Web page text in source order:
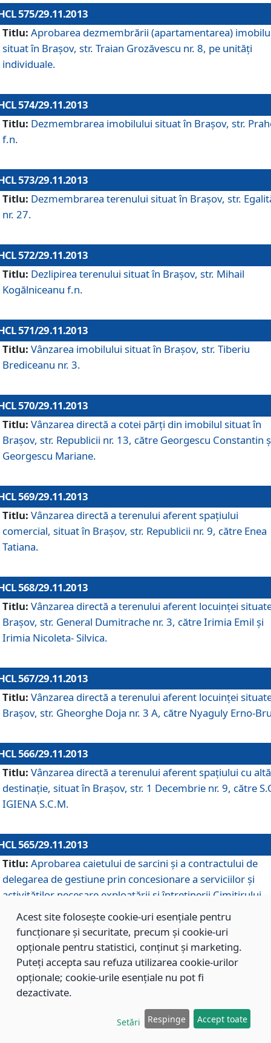
575/29.11.2013
Titlu: Aprobarea dezmembrării (apartamentarea)
situat în Braşov, str. Traian Grozăvescu nr. 8, pe unităţi
individuale.
574/29.11.2013
Titlu: Dezmembrarea imobilului situat în Braşov, str.
f.n.
573/29.11.2013
Titlu: Dezmembrarea terenului situat în Braşov, str.
nr. 27.
572/29.11.2013
Titlu: Dezlipirea terenului situat în Braşov, str. Mihail
Kogălniceanu f.n.
571/29.11.2013
Titlu: Vânzarea imobilului situat în Braşov, str. Tiberiu
Brediceanu nr. 3.
570/29.11.2013
Titlu: Vânzarea directă a cotei părţi din imobilul situat în
Braşov, str. Republicii nr. 13, către Georgescu Constantin
Georgescu Mariane.
569/29.11.2013
Titlu: Vânzarea directă a terenului aferent spaţiului
comercial, situat în Braşov, str. Republicii nr. 9, către Enea
Tatiana.
568/29.11.2013
Titlu: Vânzarea directă a terenului aferent locuinţei
Braşov, str. General Dumitrache nr. 3, către Irimia Emil şi
Irimia Nicoleta- Silvica.
567/29.11.2013
Titlu: Vânzarea directă a terenului aferent locuinţei
Braşov, str. Gheorghe Doja nr. 3 A, către Nyaguly Erno-
566/29.11.2013
Titlu: Vânzarea directă a terenului aferent spaţiului cu altă
destinaţie, situat în Braşov, str. 1 Decembrie nr. 9, către
IGIENA S.C.M.
565/29.11.2013
Titlu: Aprobarea caietului de sarcini şi a contractului de
delegarea de gestiune prin concesionare a serviciilor şi
activităţilor necesare exploatării şi întreţinerii Cimitirului
Municipal Braşov situat în str. Dimitrie Anghel nr. 19.
564/29.11.2013
Titlu: Completarea şi modificarea H.C.L. nr. 446/2013,
care s-a aprobat studiul de fundamentare pentru
Acest site folosește cookie-uri esențiale pentru
funcționare și securitate, precum și cookie-uri
opționale pentru statistici, conținut și marketing.
Puteți accepta sau refuza utilizarea cookie-urilor
opționale; cookie-urile esențiale nu pot fi
dezactivate.
Setări Respinge Accept toate